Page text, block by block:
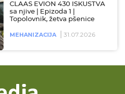
CLAAS EVION 430 ISKUSTVA
sa njive | Epizoda 1 |
Topolovnik, žetva pšenice
MEHANIZACIJA 31.07.2026